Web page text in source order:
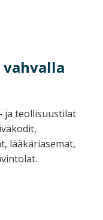
ja teollisuustilat
lääkäriasemat,